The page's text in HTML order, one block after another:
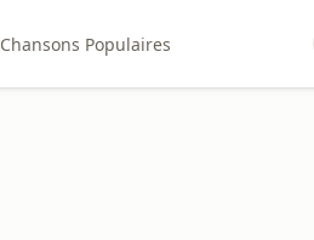
Chansons Populaires